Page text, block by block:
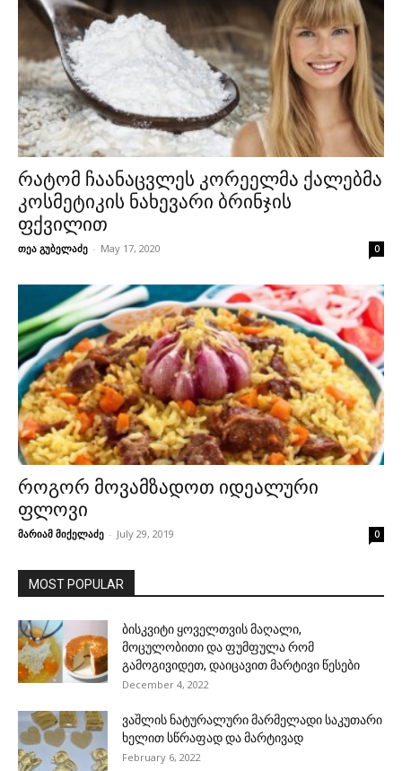
რატომ ჩაანაცვლეს კორეელმა ქალებმა
კოსმეტიკის ნახევარი ბრინჯის
ფქვილით
თეა გუბელაძე - May 17, 2020 0
როგორ მოვამზადოთ იდეალური
ფლოვი
მარიამ მიქელაძე - July 29, 2019 0
MOST POPULAR
ბისკვიტი ყოველთვის მაღალი,
მოცულობითი და ფუმფულა რომ
გამოგივიდეთ, დაიცავით მარტივი წესები
December 4, 2022
ვაშლის ნატურალური მარმელადი საკუთარი
ხელით სწრაფად და მარტივად
February 6, 2022